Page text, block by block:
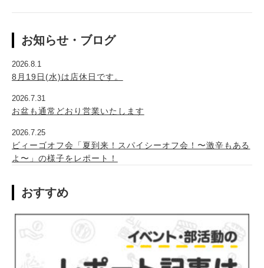
お知らせ・ブログ
2026.8.1
8月19日(水)は店休日です。
2026.7.31
お盆も通常どおり営業いたします
2026.7.25
ビィーゴオフ会「夏到来！スパイシーオフ会！〜激辛もある
よ〜」の様子をレポート！
おすすめ